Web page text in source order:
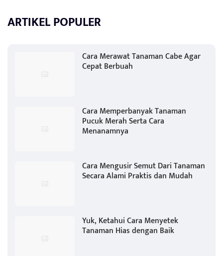
ARTIKEL POPULER
Cara Merawat Tanaman Cabe Agar
Cepat Berbuah
Cara Memperbanyak Tanaman
Pucuk Merah Serta Cara
Menanamnya
Cara Mengusir Semut Dari Tanaman
Secara Alami Praktis dan Mudah
Yuk, Ketahui Cara Menyetek
Tanaman Hias dengan Baik